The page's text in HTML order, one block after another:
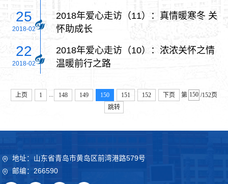
25
2018-02
2018年爱心走访（11）：真情暖寒冬 关
怀助成长
22
2018-02
2018年爱心走访（10）：浓浓关怀之情
温暖前行之路
上页 1 148 149 150 151 152 下页 第
/152页
跳转
地址：山东省青岛市黄岛区前湾港路579号
邮编：266590